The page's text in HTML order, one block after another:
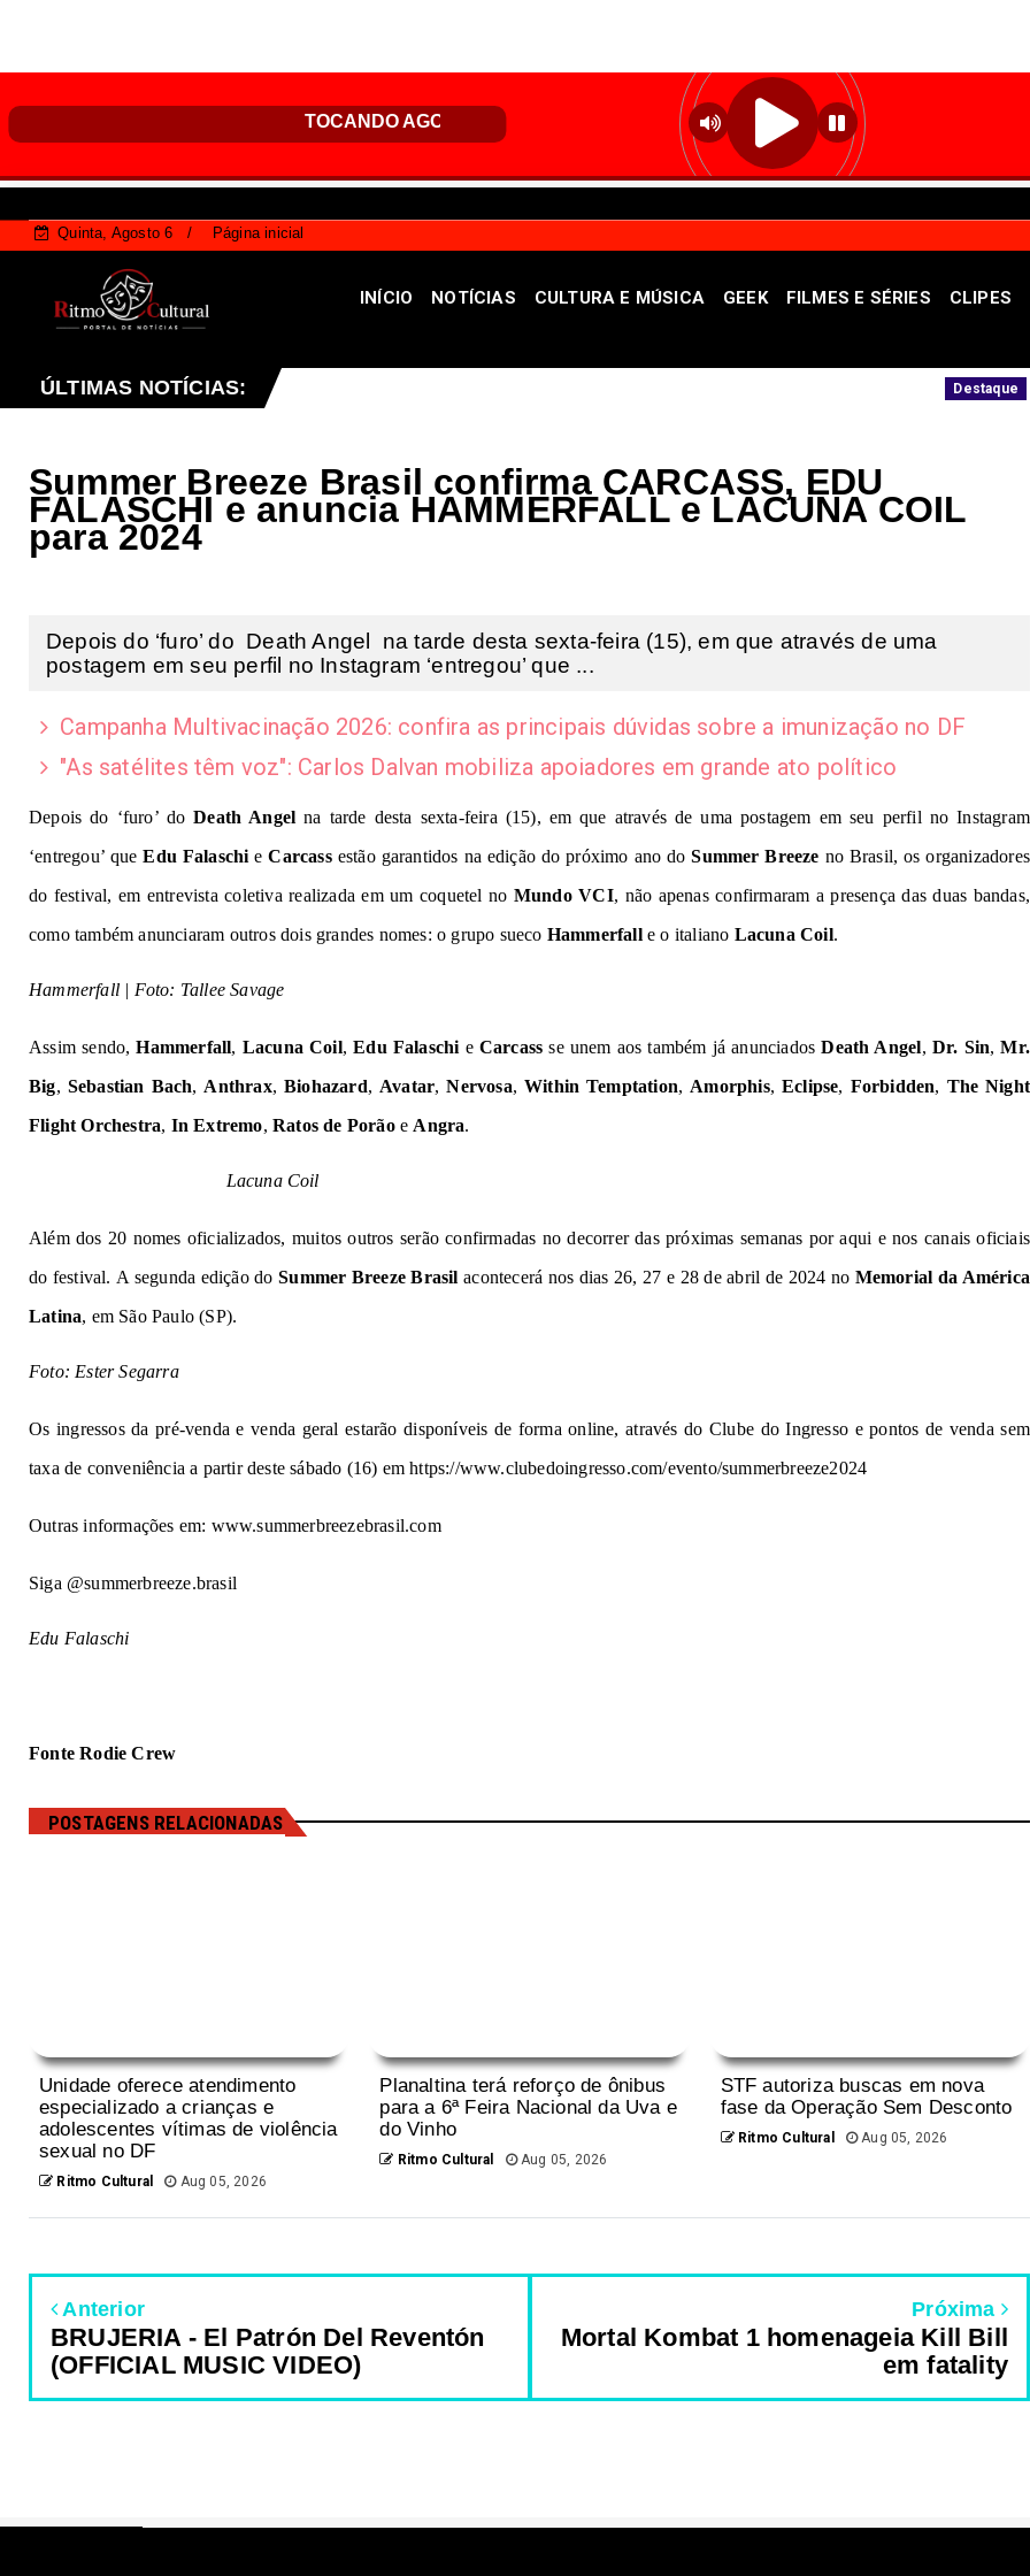
Quinta, Agosto 6 Página inicial
INÍCIO NOTÍCIAS CULTURA E MÚSICA GEEK FILMES E SÉRIES CLIPES
ÚLTIMAS NOTÍCIAS:
Campanha Multivacinação 2026: confira as principais dúvidas sobre a imunização no DF "As
Summer Breeze Brasil confirma CARCASS, EDU
FALASCHI e anuncia HAMMERFALL e LACUNA COIL
para 2024
Depois do ‘furo’ do Death Angel na tarde desta sexta-feira (15), em que através de uma
postagem em seu perfil no Instagram ‘entregou’ que ...
Campanha Multivacinação 2026: confira as principais dúvidas sobre a imunização no DF
"As satélites têm voz": Carlos Dalvan mobiliza apoiadores em grande ato político
Depois do ‘furo’ doDeath Angelna tarde desta sexta-feira (15), em que através de uma postagem em seu perfil no Instagram
‘entregou’ queEdu FalaschieCarcassestão garantidos na edição do próximo ano doSummer Breeze no Brasil, os organizadores
do festival, em entrevista coletiva realizada em um coquetel no Mundo VCI, não apenas confirmaram a presença das duas bandas,
como também anunciaram outros dois grandes nomes: o grupo sueco Hammerfalle o italiano Lacuna Coil.
Hammerfall | Foto: Tallee Savage
Assim sendo,Hammerfall, Lacuna Coil,Edu Falaschi e Carcassse unem aos também já anunciadosDeath Angel, Dr. Sin,Mr.
Big, Sebastian Bach, Anthrax,Biohazard, Avatar,Nervosa, Within Temptation, Amorphis, Eclipse, Forbidden, The Night
Flight Orchestra, In Extremo,Ratos de Porãoe Angra.
Lacuna Coil
Além dos 20 nomes oficializados, muitos outros serão confirmadas no decorrer das próximas semanas por aqui e nos canais oficiais
do festival. A segunda edição doSummer Breeze Brasil acontecerá nos dias 26, 27 e 28 de abril de 2024 no Memorial da América
Latina, em São Paulo (SP).
Foto: Ester Segarra
Os ingressos da pré-venda e venda geral estarão disponíveis de forma online, através do Clube do Ingresso e pontos de venda sem
taxa de conveniência a partir deste sábado (16) emhttps://www.clubedoingresso.com/evento/summerbreeze2024
Outras informações em: www.summerbreezebrasil.com
Siga @summerbreeze.brasil
Edu Falaschi
Fonte Rodie Crew
POSTAGENS RELACIONADAS
Unidade oferece atendimento
especializado a crianças e
adolescentes vítimas de violência
sexual no DF
Ritmo Cultural Aug 05, 2026
Planaltina terá reforço de ônibus
para a 6ª Feira Nacional da Uva e
do Vinho
Ritmo Cultural Aug 05, 2026
STF autoriza buscas em nova
fase da Operação Sem Desconto
Ritmo Cultural Aug 05, 2026
Anterior
BRUJERIA - El Patrón Del Reventón
(OFFICIAL MUSIC VIDEO)
Próxima
Mortal Kombat 1 homenageia Kill Bill
em fatality